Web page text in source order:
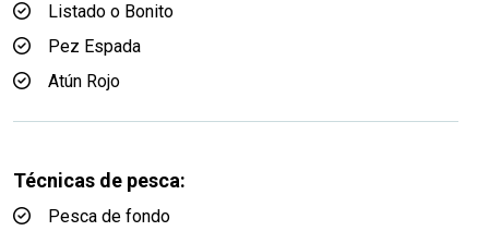
Listado o Bonito
Pez Espada
Atún Rojo
Técnicas de pesca:
Pesca de fondo